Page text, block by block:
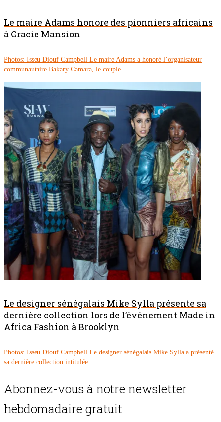
Le maire Adams honore des pionniers africains
à Gracie Mansion
Photos: Isseu Diouf Campbell Le maire Adams a honoré l’organisateur
communautaire Bakary Camara, le couple...
Le designer sénégalais Mike Sylla présente sa
dernière collection lors de l’événement Made in
Africa Fashion à Brooklyn
Photos: Isseu Diouf Campbell Le designer sénégalais Mike Sylla a présenté
sa dernière collection intitulée...
Abonnez-vous à notre newsletter
hebdomadaire gratuit